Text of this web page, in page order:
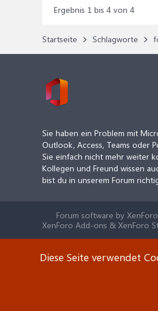
Ergebnis 1 bis 4 von 4
Startseite Schlagworte
Sie haben ein Problem mit
Outlook, Access, Teams oder
Sie einfach nicht mehr weiter
Kollegen und Freund wissen
bist du in unserem Forum
Forum software by
XenForo Add-ons & XenForo
Diese Seite verwendet